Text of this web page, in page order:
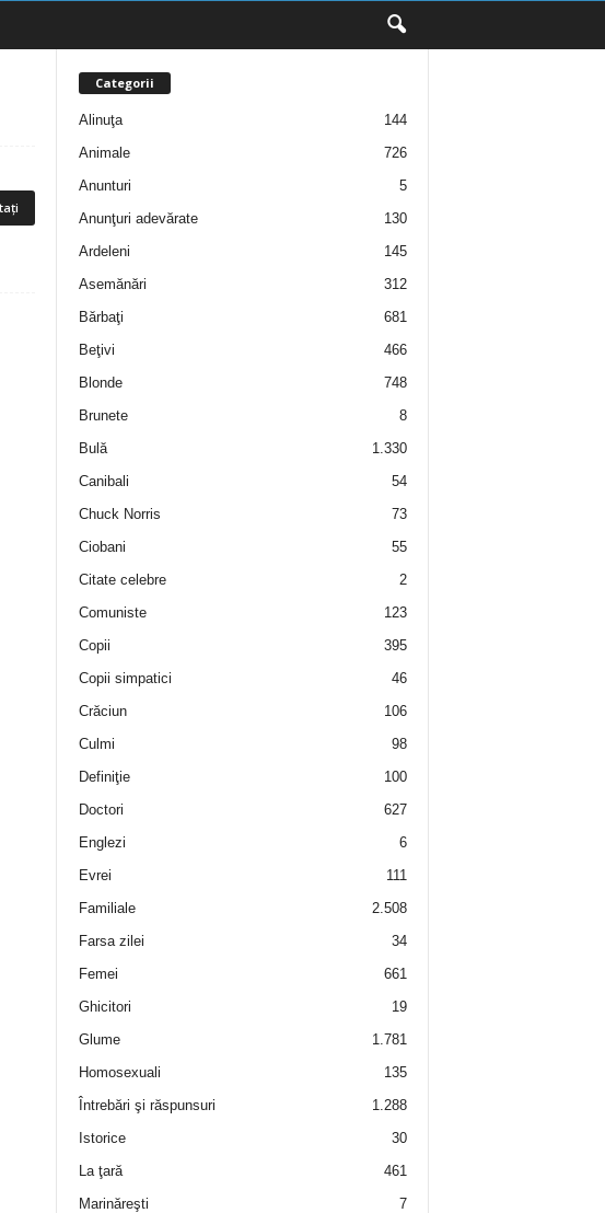
Categorii
Alinuţa
144
Animale
726
Anunturi
5
Anunţuri adevărate
130
Ardeleni
145
Asemănări
312
Bărbaţi
681
Beţivi
466
Blonde
748
Brunete
8
Bulă
1.330
Canibali
54
Chuck Norris
73
Ciobani
55
Citate celebre
2
Comuniste
123
Copii
395
Copii simpatici
46
Crăciun
106
Culmi
98
Definiţie
100
Doctori
627
Englezi
6
Evrei
111
Familiale
2.508
Farsa zilei
34
Femei
661
Ghicitori
19
Glume
1.781
Homosexuali
135
Întrebări şi răspunsuri
1.288
Istorice
30
La ţară
461
Marinăreşti
7